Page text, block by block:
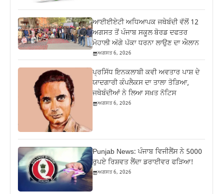
ਆਈਈਏਟੀ ਅਧਿਆਪਕ ਜਥੇਬੰਦੀ ਵੱਲੋਂ 12
ਅਗਸਤ ਤੋਂ ਪੰਜਾਬ ਸਕੂਲ ਬੋਰਡ ਦਫਤਰ
ਮੋਹਾਲੀ ਅੱਗੇ ਪੱਕਾ ਧਰਨਾ ਲਾਉਣ ਦਾ ਐਲਾਨ
ਅਗਸਤ 6, 2026
ਪ੍ਰਸਿੱਧ ਇਨਕਲਾਬੀ ਕਵੀ ਅਵਤਾਰ ਪਾਸ਼ ਦੇ
ਯਾਦਗਾਰੀ ਕੰਪਲੈਕਸ ਦਾ ਤਾਲਾ ਤੋੜਿਆ,
ਜਥੇਬੰਦੀਆਂ ਨੇ ਲਿਆ ਸਖ਼ਤ ਨੋਟਿਸ
ਅਗਸਤ 6, 2026
Punjab News: ਪੰਜਾਬ ਵਿਜੀਲੈਂਸ ਨੇ 5000
ਰੁਪਏ ਰਿਸ਼ਵਤ ਲੈਂਦਾ ਡਰਾਈਵਰ ਫੜਿਆ!
ਅਗਸਤ 6, 2026